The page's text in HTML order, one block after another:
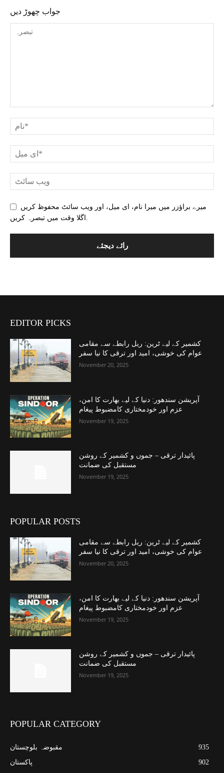
جواب چھوڑ دیں
میرے براؤزر میں میرا نام، ای میل، اور ویب سائٹ محفوظ کریں
اگلا وقت میں تبصرہ کریں.
EDITOR PICKS
کشمیر کے لیے ٹرین: ریل رابطے سے مقامی
عوام کی خوشی، امید اور ترقی کا نیا سفر
November 20, 2025
آپریشن سندھور: دنیا کے لیے بھارت کا امن،
عزم اور خودمختاری کامضبوط پیغام
November 19, 2025
پائیدار ترقی – جموں و کشمیر کے روشن
مستقبل کی ضمانت
November 19, 2025
POPULAR POSTS
کشمیر کے لیے ٹرین: ریل رابطے سے مقامی
عوام کی خوشی، امید اور ترقی کا نیا سفر
November 20, 2025
آپریشن سندھور: دنیا کے لیے بھارت کا امن،
عزم اور خودمختاری کامضبوط پیغام
November 19, 2025
پائیدار ترقی – جموں و کشمیر کے روشن
مستقبل کی ضمانت
November 19, 2025
POPULAR CATEGORY
مقبوضہ بلوچستان
935
پاکستان
902